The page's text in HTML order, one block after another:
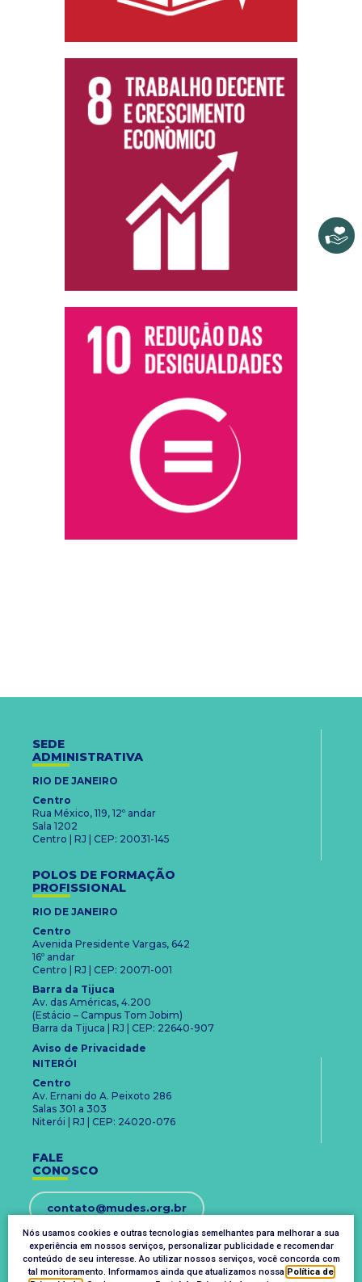
SEDE
ADMINISTRATIVA
RIO DE JANEIRO
Centro
Rua México, 119, 12º andar
Sala 1202
Centro | RJ | CEP: 20031-145
POLOS DE FORMAÇÃO
PROFISSIONAL
RIO DE JANEIRO
Centro
Avenida Presidente Vargas, 642
16º andar
Centro | RJ | CEP: 20071-001
Barra da Tijuca
Av. das Américas, 4.200
(Estácio – Campus Tom Jobim)
Barra da Tijuca | RJ | CEP: 22640-907
Aviso de Privacidade
NITERÓI
Centro
Av. Ernani do A. Peixoto 286
Salas 301 a 303
Niterói | RJ | CEP: 24020-076
FALE
CONOSCO
contato@mudes.org.br
+55 21 3094 1181
Nós usamos cookies e outras tecnologias semelhantes para melhorar a sua
experiência em nossos serviços, personalizar publicidade e recomendar
conteúdo de seu interesse. Ao utilizar nossos serviços, você concorda com
tal monitoramento. Informamos ainda que atualizamos nossa Política de